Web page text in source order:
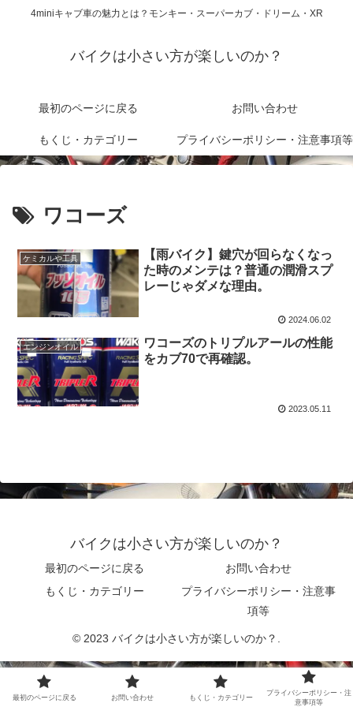
4miniキャブ車の魅力とは？モンキー・スーパーカブ・ドリーム・XR
バイクは小さい方が楽しいのか？
最初のページに戻る お問い合わせ
もくじ・カテゴリー プライバシーポリシー・注意事項等
ワコーズ
ケミカルや工具
【雨バイク】鍵穴が回らなくなっ
た時のメンテは？普通の潤滑スプ
レーじゃダメな理由。
2024.06.02
エンジンオイル
ワコーズのトリプルアールの性能
をカブ70で再確認。
2023.05.11
バイクは小さい方が楽しいのか？
最初のページに戻る
お問い合わせ
もくじ・カテゴリー
プライバシーポリシー・注意事
項等
© 2023 バイクは小さい方が楽しいのか？.
最初のページに戻る お問い合わせ もくじ・カテゴリー
プライバシーポリシー・注
意事項等